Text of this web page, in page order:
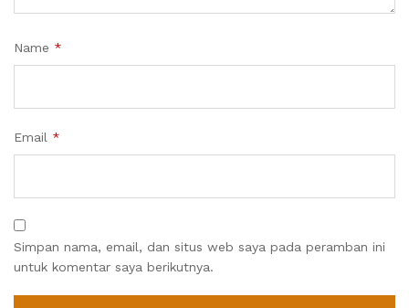
Name *
Email *
Simpan nama, email, dan situs web saya pada peramban ini
untuk komentar saya berikutnya.